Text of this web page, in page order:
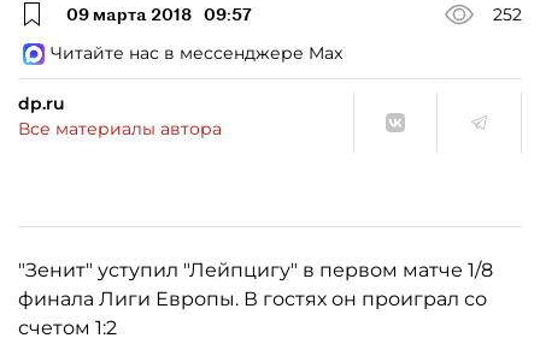
09 марта 2018 09:57
252
Читайте нас в мессенджере Max
dp.ru
Все материалы автора
"Зенит" уступил "Лейпцигу" в первом матче 1/8
финала Лиги Европы. В гостях он проиграл со
счетом 1:2